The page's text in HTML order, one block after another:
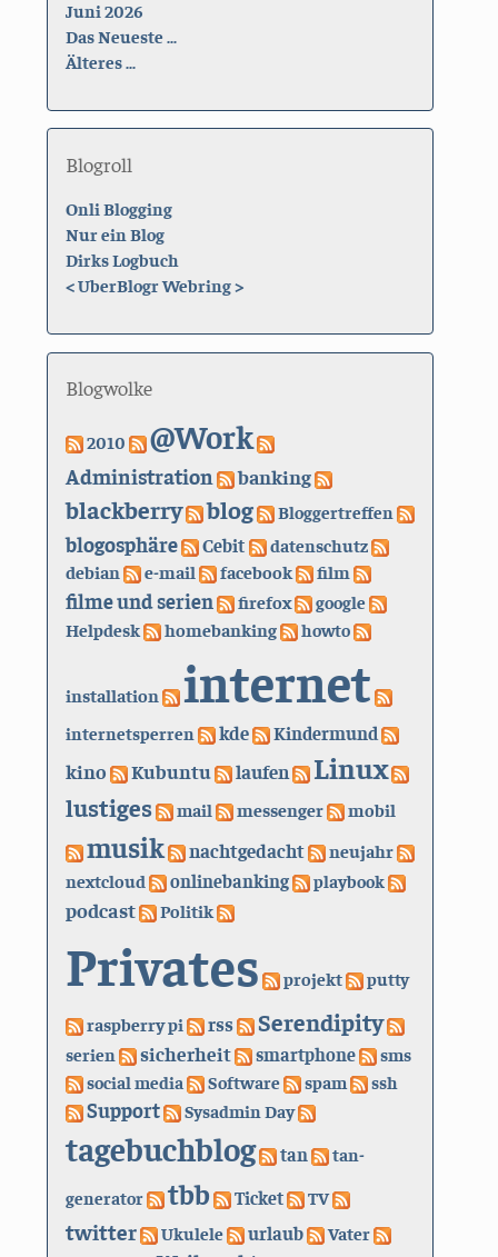
Juni 2026
Das Neueste ...
Älteres ...
Blogroll
Onli Blogging
Nur ein Blog
Dirks Logbuch
<UberBlogr Webring>
Blogwolke
2010 @Work
Administration banking
blackberry blog Bloggertreffen
blogosphäre Cebit datenschutz
debian e-mail facebook film
filme und serien firefox
google
Helpdesk
homebanking howto
installation internet
internetsperren kde Kindermund
kino Kubuntu laufen Linux
lustiges mail messenger mobil
musik nachtgedacht neujahr
nextcloud onlinebanking playbook
podcast Politik
Privates projekt putty
raspberry pi rss Serendipity
serien sicherheit smartphone
sms
social media
Software spam ssh
Support Sysadmin Day
tagebuchblog tan
tan-
generator
tbb Ticket TV
twitter Ukulele urlaub
Vater